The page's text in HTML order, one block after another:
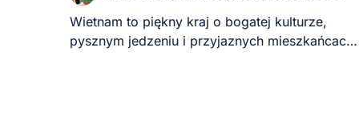
Wietnam to piękny kraj o bogatej kulturze,
pysznym jedzeniu i przyjaznych mieszkańcach.